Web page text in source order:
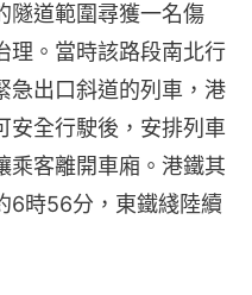
隧道範圍尋獲一名傷
理。當時該路段南北行
急出口斜道的列車，港
安全行駛後，安排列車
乘客離開車廂。港鐵其
6時56分，東鐵綫陸續